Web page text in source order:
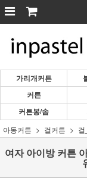
가리개커튼
커튼
커튼봉/솜
아동커튼 걸커튼
여자 아이방 커튼